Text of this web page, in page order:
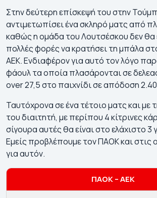
Στην δεύτερη επίσκεψή του στην
αντιμετωπίσει ένα σκληρό ματς από
καθώς η ομάδα του Λουτσέσκου δεν θα
πολλές φορές να κρατήσει τη μπάλα
ΑΕΚ. Ενδιαφέρον για αυτό τον λόγο
φάουλ τα οποία πλασάρονται σε
over 27,5 στο παιχνίδι σε απόδοση
Ταυτόχρονα σε ένα τέτοιο ματς και με
του διαιτητή, με περίπου 4 κίτρινες
σίγουρα αυτές θα είναι στο ελάχιστο 3
Εμείς προβλέπουμε τον ΠΑΟΚ και στις
για αυτόν.
ΠΑΟΚ – ΑΕΚ